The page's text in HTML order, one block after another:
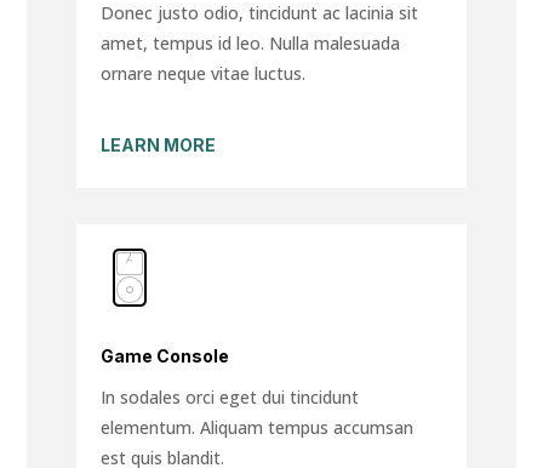
Donec justo odio, tincidunt ac lacinia sit
amet, tempus id leo. Nulla malesuada
ornare neque vitae luctus.
LEARN MORE
Game Console
In sodales orci eget dui tincidunt
elementum. Aliquam tempus accumsan
est quis blandit.